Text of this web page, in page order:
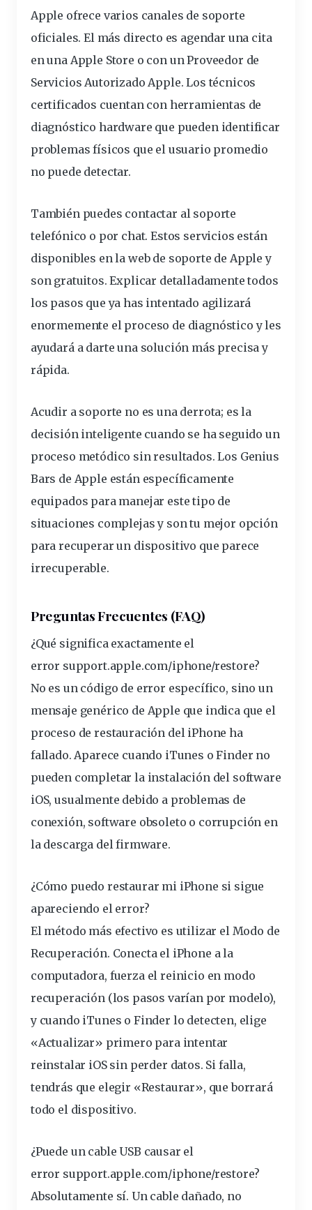
Apple ofrece varios canales de soporte
oficiales. El más directo es agendar una cita
en una Apple Store o con un Proveedor de
Servicios Autorizado Apple. Los técnicos
certificados cuentan con herramientas de
diagnóstico hardware que pueden identificar
problemas físicos que el usuario promedio
no puede detectar.
También puedes contactar al soporte
telefónico o por chat. Estos servicios están
disponibles en la web de soporte de Apple y
son gratuitos. Explicar detalladamente todos
los pasos que ya has intentado agilizará
enormemente el proceso de diagnóstico y les
ayudará a darte una solución más precisa y
rápida.
Acudir a soporte no es una derrota; es la
decisión inteligente cuando se ha seguido un
proceso metódico sin resultados. Los Genius
Bars de Apple están específicamente
equipados para manejar este tipo de
situaciones complejas y son tu mejor opción
para recuperar un dispositivo que parece
irrecuperable.
Preguntas Frecuentes (FAQ)
¿Qué significa exactamente el
error support.apple.com/iphone/restore?
No es un código de error específico, sino un
mensaje genérico de Apple que indica que el
proceso de restauración del iPhone ha
fallado. Aparece cuando iTunes o Finder no
pueden completar la instalación del software
iOS, usualmente debido a problemas de
conexión, software obsoleto o corrupción en
la descarga del firmware.
¿Cómo puedo restaurar mi iPhone si sigue
apareciendo el error?
El método más efectivo es utilizar el Modo de
Recuperación. Conecta el iPhone a la
computadora, fuerza el reinicio en modo
recuperación (los pasos varían por modelo),
y cuando iTunes o Finder lo detecten, elige
«Actualizar» primero para intentar
reinstalar iOS sin perder datos. Si falla,
tendrás que elegir «Restaurar», que borrará
todo el dispositivo.
¿Puede un cable USB causar el
error support.apple.com/iphone/restore?
Absolutamente sí. Un cable dañado, no